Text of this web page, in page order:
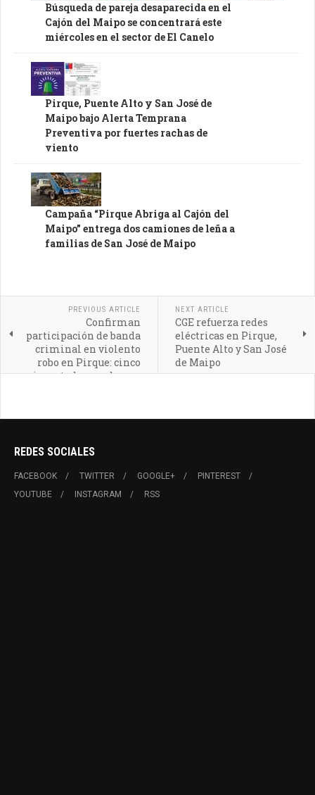
Búsqueda de pareja desaparecida en el
Cajón del Maipo se concentrará este
miércoles en el sector de El Canelo
Pirque, Puente Alto y San José de
Maipo bajo Alerta Temprana
Preventiva por fuertes rachas de
viento
Campaña “Pirque Abriga al Cajón del
Maipo” entrega dos camiones de leña a
familias de San José de Maipo
PREVIOUS ARTICLE
Confirman
participación de banda
criminal en violento
robo en Pirque: cinco
imputados quedan en
NEXT ARTICLE
CGE refuerza redes
eléctricas en Pirque,
Puente Alto y San José
de Maipo
REDES SOCIALES
FACEBOOK TWITTER GOOGLE+
PINTEREST
YOUTUBE
INSTAGRAM RSS